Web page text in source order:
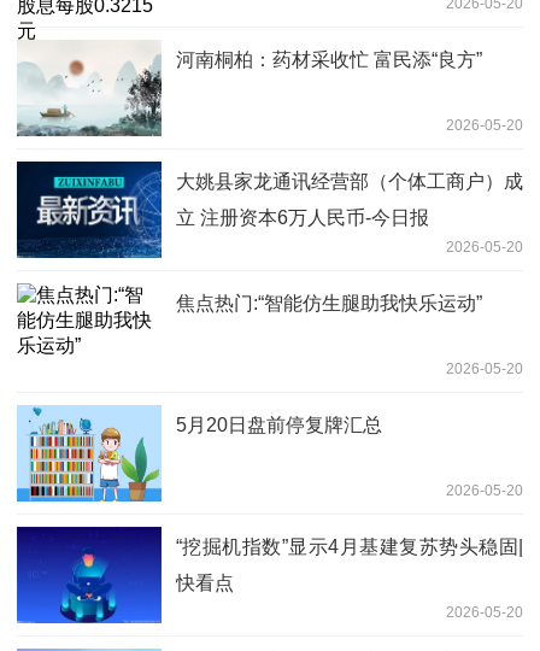
2026-05-20
河南桐柏：药材采收忙 富民添“良方”
2026-05-20
大姚县家龙通讯经营部（个体工商户）成
立 注册资本6万人民币-今日报
2026-05-20
焦点热门:“智能仿生腿助我快乐运动”
2026-05-20
5月20日盘前停复牌汇总
2026-05-20
“挖掘机指数”显示4月基建复苏势头稳固|
快看点
2026-05-20